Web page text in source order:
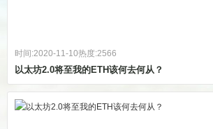
时间:2020-11-10热度:2566
以太坊2.0将至我的ETH该何去何从？